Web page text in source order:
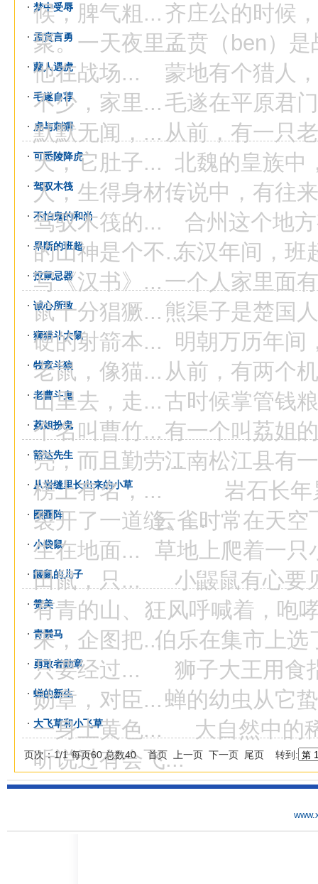
候，脾气粗...
梦中受辱
齐庄公的时候，有
聚。一天夜里...
孟贲言勇
孟贲（ben）是战
他在战场...
蒙人遇虎
蒙地有个猎人，大
不少，家里...
毛遂自荐
毛遂在平原君门下
默默无闻，...
虎与刺猬
从前，有一只老虎
天，它肚子...
可悉陵降虎
北魏的皇族中，
人，生得身材...
驾驭木筏
传说中，有往来于
驾驭木筏的...
不怕鬼的和尚
合州这个地方有
的山神是个不...
果断的班超
东汉年间，班超
写《汉书》...
投鼠忌器
一个人家里面有很
鼠十分猖獗...
诚心所致
熊渠子是楚国人，
硬的射箭本...
狮猫斗大鼠
明朝万历年间，
老鼠，像猫...
牧童斗狼
从前，有两个机智
山里去，走...
老曹斗鬼
古时候掌管钱粮的
个名叫曹竹...
荔姐扮鬼
有一个叫荔姐的姑
亮，而且勤劳...
豁达先生
江南松江县有一个
榜上有名，...
从岩缝里长出来的小草
岩石长年累
裂开了一道缝。...
圈圈阵
云雀时常在天空飞
生在地面...
小袋鼠
草地上爬着一只小
田鼠，只...
鼹鼠的儿子
小鼹鼠有心要见
有青的山、...
赞美
狂风呼喊着，咆哮着
来，企图把...
青鬃马
伯乐在集市上选了
只要经过...
勇敢者勋章
狮子大王用食指
勋章，对臣...
蝉的新生
蝉的幼虫从它蛰居
一身土黄色...
大飞草和小飞草
大自然中的稀奇
听说过有会飞...
页次：1/1 每页60 总数40 首页 上一页 下一页 尾页 转到: